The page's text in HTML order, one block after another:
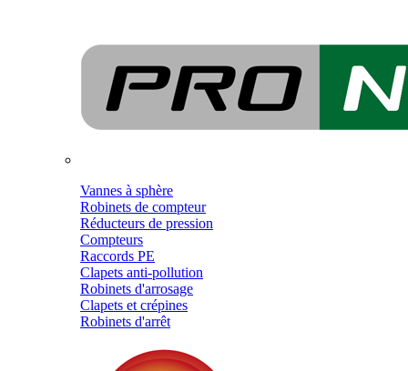
Vannes à sphère
Robinets de compteur
Réducteurs de pression
Compteurs
Raccords PE
Clapets anti-pollution
Robinets d'arrosage
Clapets et crépines
Robinets d'arrêt